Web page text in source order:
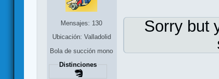
Mensajes: 130
Ubicación: Valladolid
Bola de succión mono
Distinciones
Sorry but